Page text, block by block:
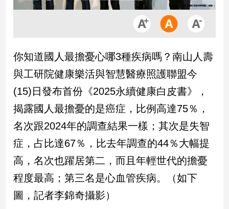
品
政
治
政
治
焦
品
觀
點
民
調
國
會
你知道國人最擔憂心哪3種疾病嗎？南山人壽
與工研院健康樂活與智慧醫療照護聯盟今
(15)日發布首份《2025永續健康白皮書》，
揭露國人最擔憂的是癌症，比例高達75％，
名次跟2024年的調查結果一樣；其次是失智
症，占比達67％，比去年調查的44％大幅提
高，名次也躍居第二，而且年輕世代的擔憂
程度最高；第三名是心血管疾病。（如下
圖，記者李錦奇攝影）